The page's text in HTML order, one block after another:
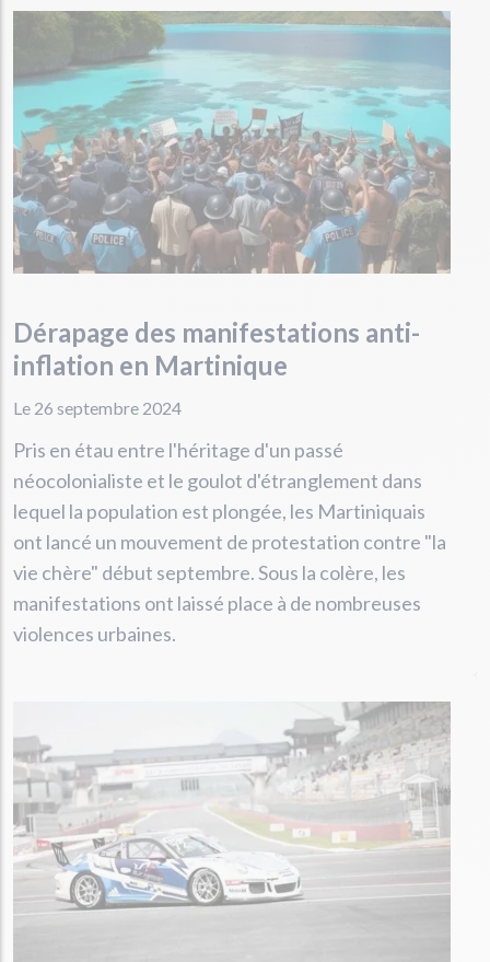
Dérapage des manifestations anti-
inflation en Martinique
Le 26 septembre 2024
Pris en étau entre l'héritage d'un passé
néocolonialiste et le goulot d'étranglement dans
lequel la population est plongée, les Martiniquais
ont lancé un mouvement de protestation contre "la
vie chère" début septembre. Sous la colère, les
manifestations ont laissé place à de nombreuses
violences urbaines.